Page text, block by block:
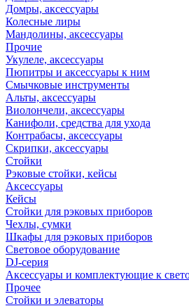
Домры, аксессуары
Колесные лиры
Мандолины, аксессуары
Прочие
Укулеле, аксессуары
Пюпитры и аксессуары к ним
Смычковые инструменты
Альты, аксессуары
Виолончели, аксессуары
Канифоли, средства для ухода
Контрабасы, аксессуары
Скрипки, аксессуары
Стойки
Рэковые стойки, кейсы
Аксессуары
Кейсы
Стойки для рэковых приборов
Чехлы, сумки
Шкафы для рэковых приборов
Световое оборудование
DJ-серия
Аксессуары и комплектующие к
Прочее
Стойки и элеваторы